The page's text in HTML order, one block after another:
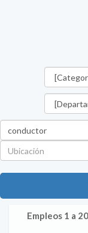
Empleos 1 a